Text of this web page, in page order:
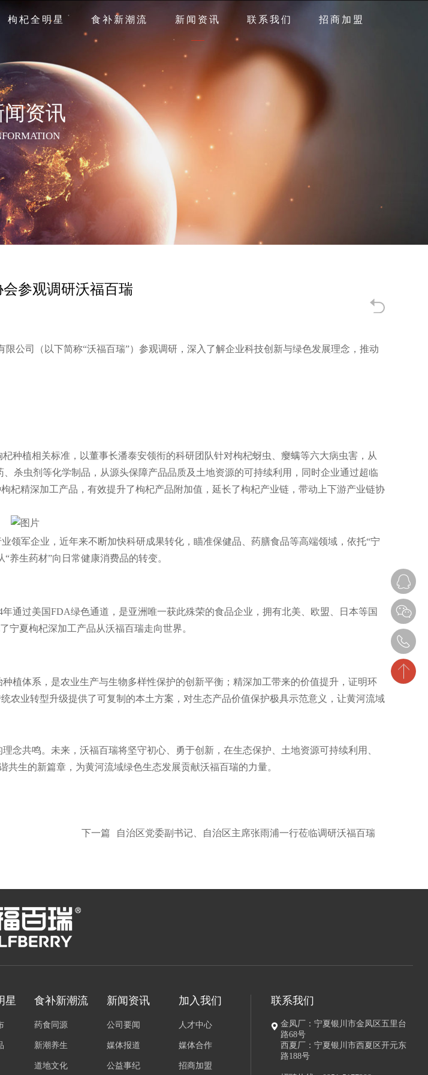
枸杞全明星 食补新潮流 新闻资讯 联系我们 招商加盟
闻资讯
参观调研沃福百瑞
公司（以下简称“沃福百瑞”）参观调研，深入了解企业科技创新与绿色发展理念，推动
种植相关标准，以董事长潘泰安领衔的科研团队针对枸杞蚜虫、瘿螨等六大病虫害，从
杀虫剂等化学制品，从源头保障产品品质及土地资源的可持续利用，同时企业通过超临
杞精深加工产品，有效提升了枸杞产品附加值，延长了枸杞产业链，带动上下游产业链协
领军企业，近年来不断加快科研成果转化，瞄准保健品、药膳食品等高端领域，依托“宁
养生药材”向日常健康消费品的转变。
通过美国FDA绿色通道，是亚洲唯一获此殊荣的食品企业，拥有北美、欧盟、日本等国
宁夏枸杞深加工产品从沃福百瑞走向世界。
植体系，是农业生产与生物多样性保护的创新平衡；精深加工带来的价值提升，证明环
农业转型升级提供了可复制的本土方案，对生态产品价值保护极具示范意义，让黄河流域
念共鸣。未来，沃福百瑞将坚守初心、勇于创新，在生态保护、土地资源可持续利用、
共生的新篇章，为黄河流域绿色生态发展贡献沃福百瑞的力量。
下一篇 自治区党委副书记、自治区主席张雨浦一行莅临调研沃福百瑞
星 食补新潮流
药食同源
新潮养生
道地文化
新闻资讯
公司要闻
媒体报道
公益事纪
加入我们
人才中心
媒体合作
招商加盟
联系我们
金凤厂：宁夏银川市金凤区五里台
路68号
西夏厂：宁夏银川市西夏区开元东
路188号